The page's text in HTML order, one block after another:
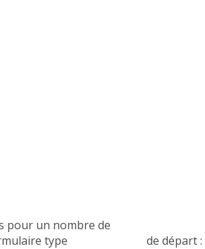
établies pour un nombre de
au formulaire type de départ :